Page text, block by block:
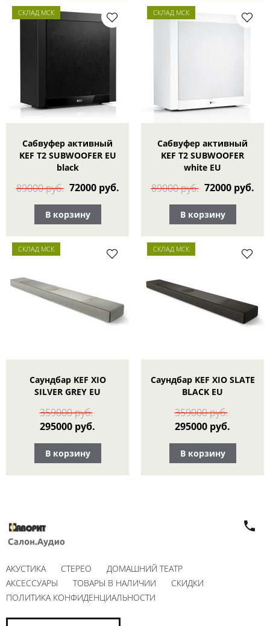
СКЛАД МСК
Сабвуфер активный
KEF T2 SUBWOOFER EU
black
89000 руб. 72000 руб.
В корзину
СКЛАД МСК
Сабвуфер активный
KEF T2 SUBWOOFER
white EU
89000 руб. 72000 руб.
В корзину
СКЛАД МСК
Саундбар KEF XIO
SILVER GREY EU
359000 руб.
295000 руб.
В корзину
СКЛАД МСК
Саундбар KEF XIO SLATE
BLACK EU
359000 руб.
295000 руб.
В корзину
АКУСТИКА СТЕРЕО
ДОМАШНИЙ ТЕАТР
АКСЕССУАРЫ
ТОВАРЫ В НАЛИЧИИ
СКИДКИ
ПОЛИТИКА КОНФИДЕНЦИАЛЬНОСТИ